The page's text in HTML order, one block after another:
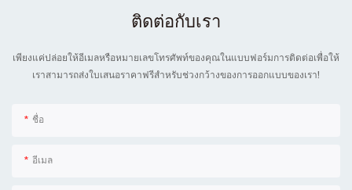
ติดต่อกับเรา
เพียงแค่ปล่อยให้อีเมลหรือหมายเลขโทรศัพท์ของคุณในแบบฟอร์มการติดต่อเพื่อให้
เราสามารถส่งใบเสนอราคาฟรีสำหรับช่วงกว้างของการออกแบบของเรา!
ชื่อ
อีเมล